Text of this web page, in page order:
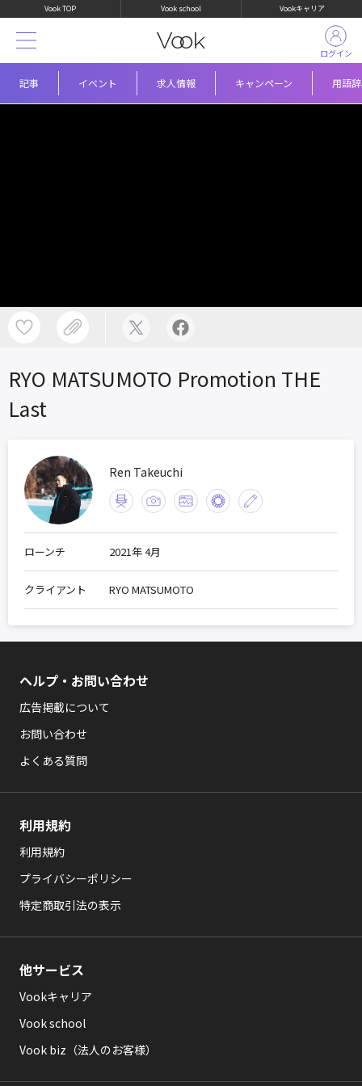
Vook TOP Vook school Vookキャリア
記事 イベント 求人情報 キャンペーン 用語
ログイン
RYO MATSUMOTO Promotion THE
Last
Ren Takeuchi
ローンチ 2021年 4月
クライアント RYO MATSUMOTO
ヘルプ・お問い合わせ
広告掲載について
お問い合わせ
よくある質問
利用規約
利用規約
プライバシーポリシー
特定商取引法の表示
他サービス
Vookキャリア
Vook school
Vook biz（法人のお客様）